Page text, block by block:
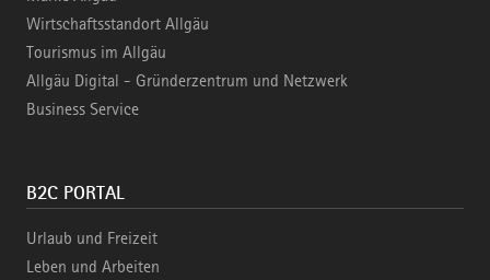
Wirtschaftsstandort Allgäu
Tourismus im Allgäu
Allgäu Digital - Gründerzentrum und Netzwerk
Business Service
B2C PORTAL
Urlaub und Freizeit
Leben und Arbeiten